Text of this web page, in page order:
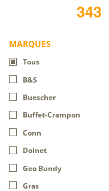
343
MARQUES
Tous
B&S
Buescher
Buffet-Crampon
Conn
Dolnet
Geo Bundy
Gras